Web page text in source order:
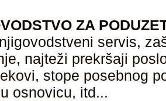
ZA
servis,
najteži prekršaji
stope posebnog
osnovicu, itd...